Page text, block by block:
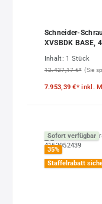
Schneider-
Inhalt: 1 Stück
12.427,17 €* (Sie
7.953,39 €*inkl.
Sofort verfügbar
35%
Staffelrabatt